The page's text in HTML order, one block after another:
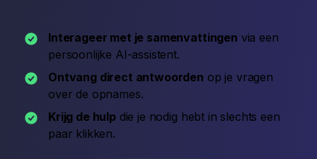
Interageer met je samenvattingen via een
persoonlijke AI-assistent.
Ontvang direct antwoorden op je vragen
over de opnames.
Krijg de hulpdie je nodig hebt in slechts een
paar klikken.